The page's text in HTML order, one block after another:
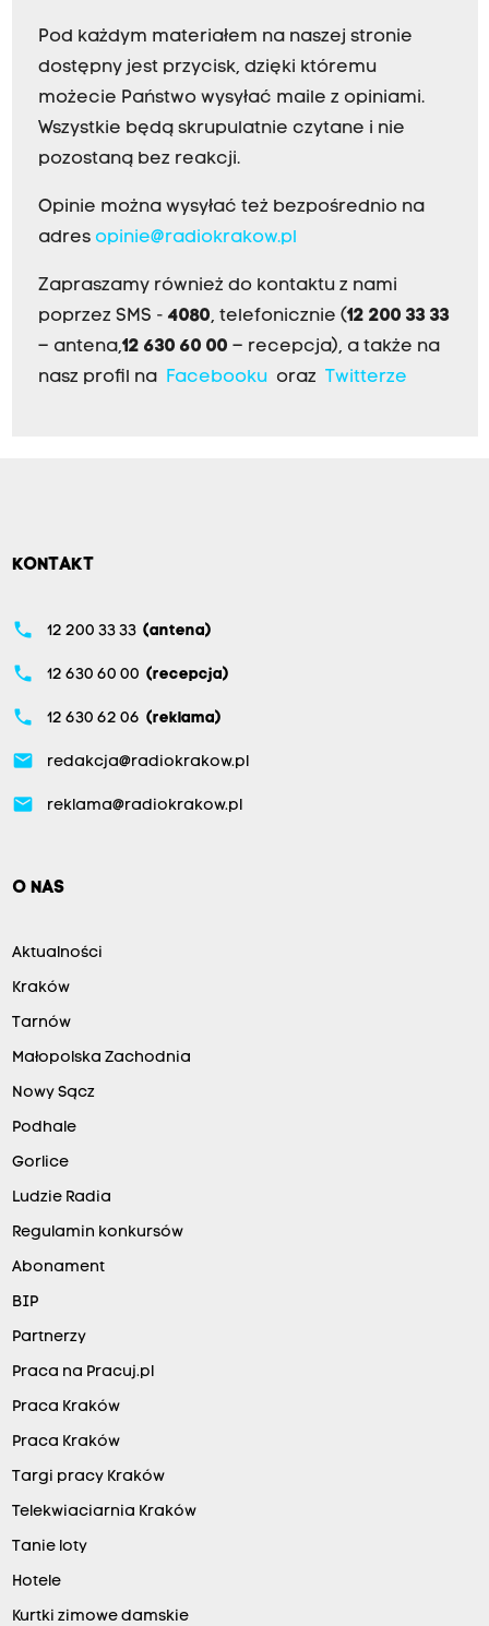
Pod każdym materiałem na naszej stronie
dostępny jest przycisk, dzięki któremu
możecie Państwo wysyłać maile z opiniami.
Wszystkie będą skrupulatnie czytane i nie
pozostaną bez reakcji.
Opinie można wysyłać też bezpośrednio na
adres opinie@radiokrakow.pl
Zapraszamy również do kontaktu z nami
poprzez SMS - 4080, telefonicznie (12 200 33 33
– antena,12 630 60 00 – recepcja), a także na
nasz profil na Facebookuoraz Twitterze
KONTAKT
phone 12 200 33 33 (antena)
phone 12 630 60 00 (recepcja)
phone 12 630 62 06 (reklama)
email redakcja@radiokrakow.pl
email reklama@radiokrakow.pl
O NAS
Aktualności
Kraków
Tarnów
Małopolska Zachodnia
Nowy Sącz
Podhale
Gorlice
Ludzie Radia
Regulamin konkursów
Abonament
BIP
Partnerzy
Praca na Pracuj.pl
Praca Kraków
Praca Kraków
Targi pracy Kraków
Telekwiaciarnia Kraków
Tanie loty
Hotele
Kurtki zimowe damskie